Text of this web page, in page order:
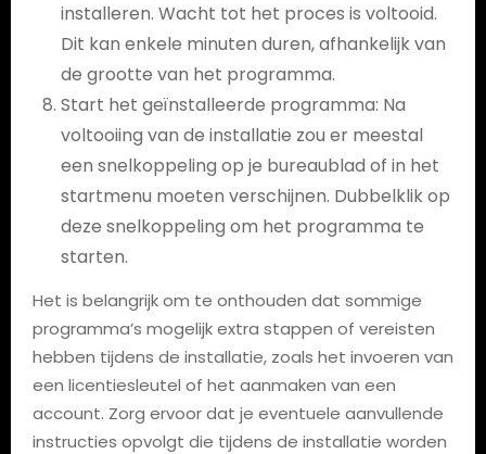
installeren. Wacht tot het proces is voltooid.
Dit kan enkele minuten duren, afhankelijk van
de grootte van het programma.
Start het geïnstalleerde programma: Na
voltooiing van de installatie zou er meestal
een snelkoppeling op je bureaublad of in het
startmenu moeten verschijnen. Dubbelklik op
deze snelkoppeling om het programma te
starten.
Het is belangrijk om te onthouden dat sommige
programma’s mogelijk extra stappen of vereisten
hebben tijdens de installatie, zoals het invoeren van
een licentiesleutel of het aanmaken van een
account. Zorg ervoor dat je eventuele aanvullende
instructies opvolgt die tijdens de installatie worden